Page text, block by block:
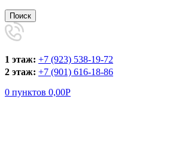
Поиск
1 этаж: +7 (923) 538-19-72
2 этаж: +7 (901) 616-18-86
0 пунктов 0,00Р